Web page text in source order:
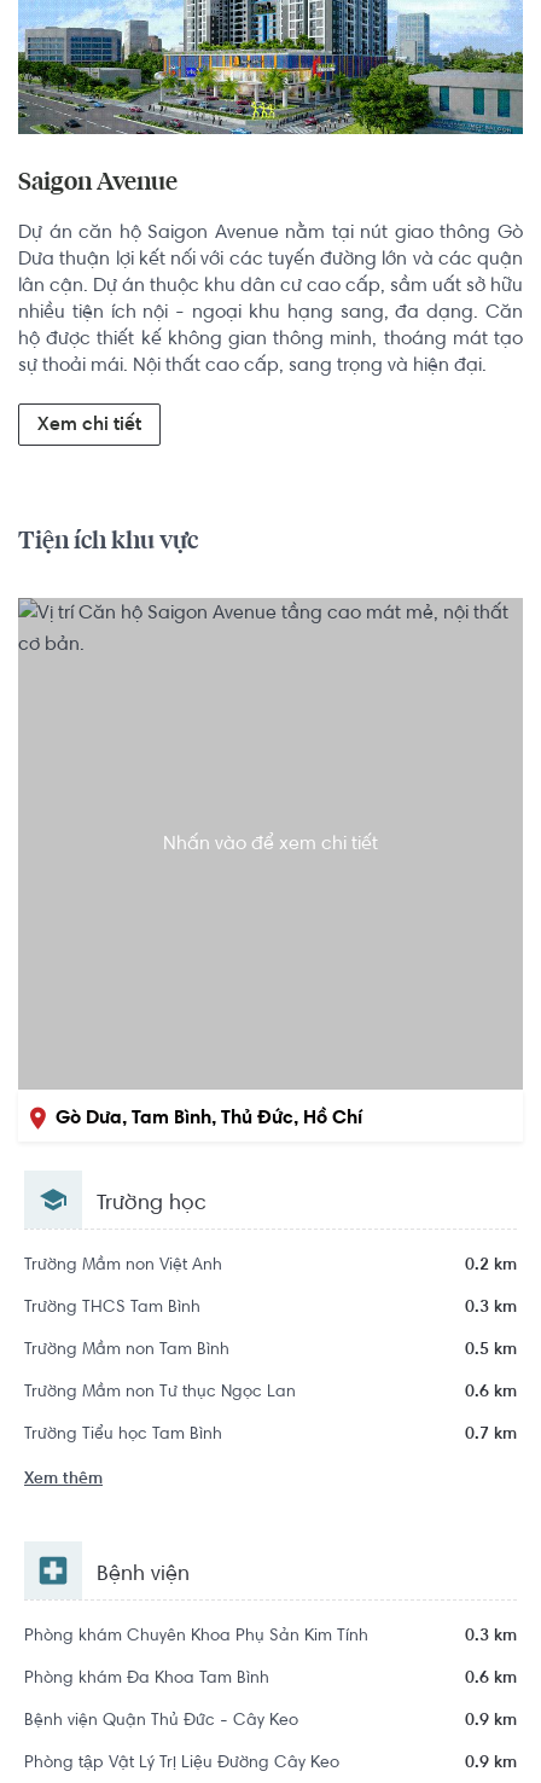
Saigon Avenue
Dự án căn hộ Saigon Avenue nằm tại nút giao thông Gò
Dưa thuận lợi kết nối với các tuyến đường lớn và các quận
lân cận. Dự án thuộc khu dân cư cao cấp, sầm uất sở hữu
nhiều tiện ích nội - ngoại khu hạng sang, đa dạng. Căn
hộ được thiết kế không gian thông minh, thoáng mát tạo
sự thoải mái. Nội thất cao cấp, sang trọng và hiện đại.
Xem chi tiết
Tiện ích khu vực
Nhấn vào để xem chi tiết
Gò Dưa, Tam Bình, Thủ Đức, Hồ Chí
Trường học
Trường Mầm non Việt Anh 0.2 km
Trường THCS Tam Bình 0.3 km
Trường Mầm non Tam Bình 0.5 km
Trường Mầm non Tư thục Ngọc Lan 0.6 km
Trường Tiểu học Tam Bình 0.7 km
Xem thêm
Bệnh viện
Phòng khám Chuyên Khoa Phụ Sản Kim Tính 0.3 km
Phòng khám Đa Khoa Tam Bình 0.6 km
Bệnh viện Quận Thủ Đức - Cây Keo 0.9 km
Phòng tập Vật Lý Trị Liệu Đường Cây Keo 0.9 km